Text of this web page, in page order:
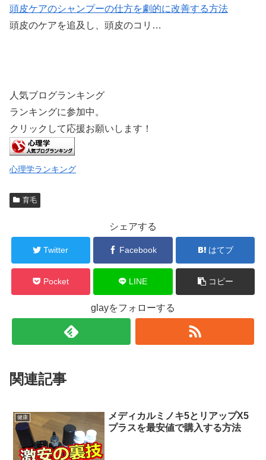
頭皮ケアのシャンプーの仕方を劇的に改善する方法
頭皮のケアを追及し、頭皮のコリ…
人気ブログランキング
ランキングに参加中。
クリックして応援お願いします！
心理学ランキング
育毛
シェアする
Twitter Facebook はてブ
Pocket LINE コピー
glayをフォローする
関連記事
健康
メディカルミノキ5とリアップX5
プラスを最安値で購入する方法